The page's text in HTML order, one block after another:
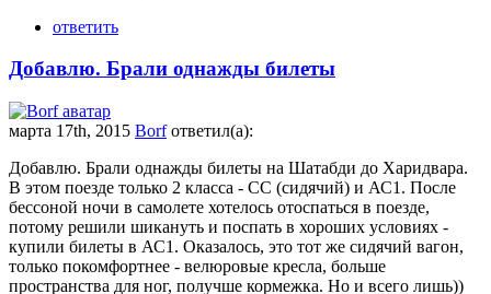
ответить
Добавлю. Брали однажды билеты
марта 17th, 2015 Borfответил(а):
Добавлю. Брали однажды билеты на Шатабди до Харидвара.
В этом поезде только 2 класса - СС (сидячий) и АС1. После
бессоной ночи в самолете хотелось отоспаться в поезде,
потому решили шикануть и поспать в хороших условиях -
купили билеты в АС1. Оказалось, это тот же сидячий вагон,
только покомфортнее - велюровые кресла, больше
пространства для ног, получше кормежка. Но и всего лишь))